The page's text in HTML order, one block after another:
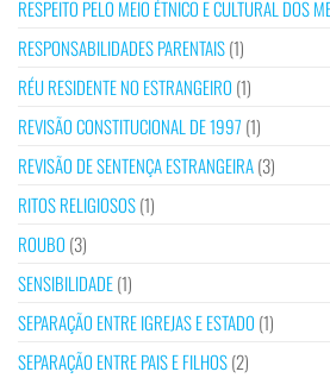
RESPEITO PELO MEIO ÉTNICO E CULTURAL DOS
RESPONSABILIDADES PARENTAIS(1)
RÉU RESIDENTE NO ESTRANGEIRO (1)
REVISÃO CONSTITUCIONAL DE 1997 (1)
REVISÃO DE SENTENÇA ESTRANGEIRA(3)
RITOS RELIGIOSOS(1)
ROUBO (3)
SENSIBILIDADE(1)
SEPARAÇÃO ENTRE IGREJAS E ESTADO (1)
SEPARAÇÃO ENTRE PAIS E FILHOS(2)